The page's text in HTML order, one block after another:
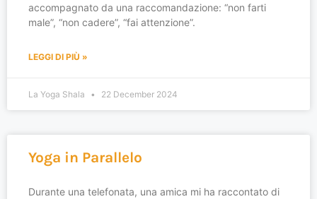
accompagnato da una raccomandazione: “non farti
male”, “non cadere”, “fai attenzione”.
LEGGI DI PIÙ »
La Yoga Shala 22 December 2024
Yoga in Parallelo
Durante una telefonata, una amica mi ha raccontato di